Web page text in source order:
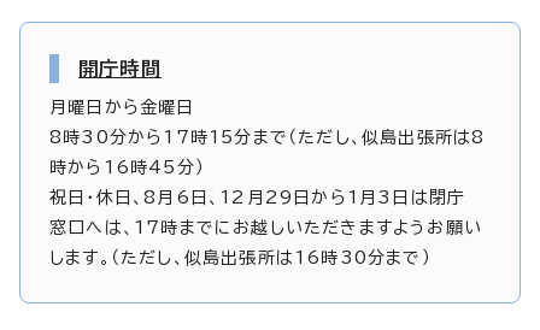
開庁時間
月曜日から金曜日
8時30分から17時15分まで（ただし、似島出張所は8
時から16時45分）
祝日・休日、8月6日、12月29日から1月3日は閉庁
窓口へは、17時までにお越しいただきますようお願い
します。（ただし、似島出張所は16時30分まで）